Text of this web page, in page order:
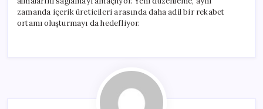
zamanda içerik üreticileri arasında daha adil bir rekabet
ortamı oluşturmayı da hedefliyor.